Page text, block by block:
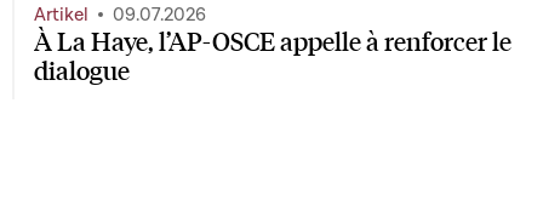
À La Haye, l’AP-OSCE appelle à renforcer le
dialogue
Artikel 09.07.2026